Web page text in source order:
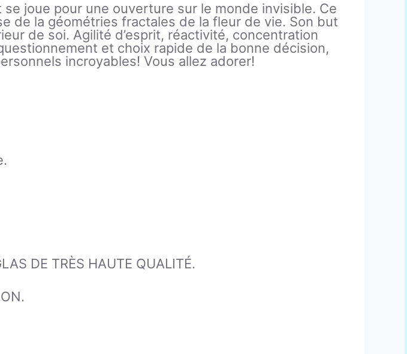
se joue pour une ouverture sur le monde invisible. Ce
de la géométries fractales de la fleur de vie. Son but
de soi. Agilité d’esprit, réactivité, concentration
et choix rapide de la bonne décision,
incroyables! Vous allez adorer!
DE TRÈS HAUTE QUALITÉ.